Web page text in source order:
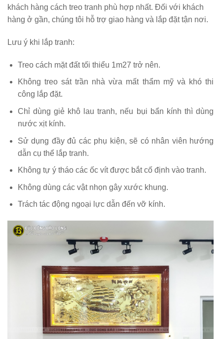
khách hàng cách treo tranh phù hợp nhất. Đối với khách
hàng ở gần, chúng tôi hỗ trợ giao hàng và lắp đặt tận nơi.
Lưu ý khi lắp tranh:
Treo cách mặt đất tối thiểu 1m27 trở nên.
Không treo sát trần nhà vừa mất thẩm mỹ và khó thi
công lắp đặt.
Chỉ dùng giẻ khô lau tranh, nếu bụi bẩn kính thì dùng
nước xịt kính.
Sử dụng đầy đủ các phụ kiện, sẽ có nhân viên hướng
dẫn cụ thể lắp tranh.
Không tự ý tháo các ốc vít được bắt cố định vào tranh.
Không dùng các vật nhọn gây xước khung.
Trách tác động ngoại lực dẫn đến vỡ kính.